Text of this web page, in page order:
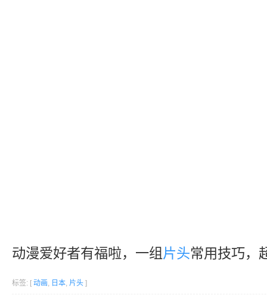
动漫爱好者有福啦，一组 片头常用技巧，
标签: [ 动画, 日本, 片头 ]